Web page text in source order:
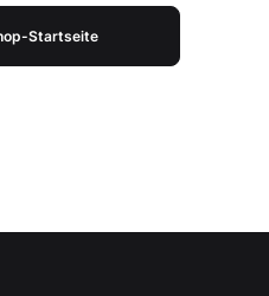
Startseite